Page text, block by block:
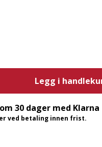
Legg i
30 dager med Klarna
ved betaling innen frist.